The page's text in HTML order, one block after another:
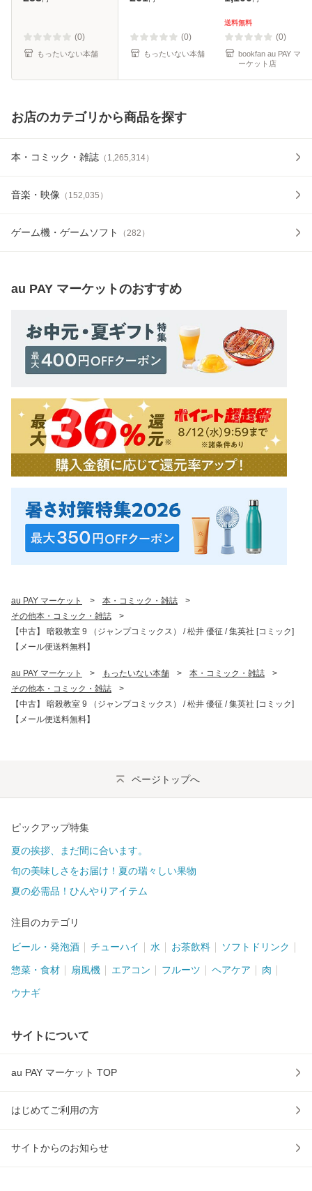
(0)
もったいない本舗
(0)
もったいない本舗
送料無料
(0)
bookfan au PAY マ
ーケット店
お店のカテゴリから商品を探す
本・コミック・雑誌 （ 1,265,314）
音楽・映像 （ 152,035 ）
ゲーム機・ゲームソフト （282 ）
au PAY マーケットのおすすめ
au PAY マーケット > 本・コミック・雑誌
>
その他本・コミック・雑誌
>
【中古】 暗殺教室 9 （ジャンプコミックス） / 松井 優征 / 集英社 [コミック]
【メール便送料無料】
au PAY マーケット > もったいない本舗 > 本・コミック・雑誌
>
その他本・コミック・雑誌
>
【中古】 暗殺教室 9 （ジャンプコミックス） / 松井 優征 / 集英社 [コミック]
【メール便送料無料】
ページトップへ
ピックアップ特集
夏の挨拶、まだ間に合います。
旬の美味しさをお届け！夏の瑞々しい果物
夏の必需品！ひんやりアイテム
注目のカテゴリ
ビール・発泡酒 チューハイ 水 お茶飲料 ソフトドリンク
惣菜・食材 扇風機 エアコン フルーツ ヘアケア 肉
ウナギ
サイトについて
au PAY マーケット TOP
はじめてご利用の方
サイトからのお知らせ